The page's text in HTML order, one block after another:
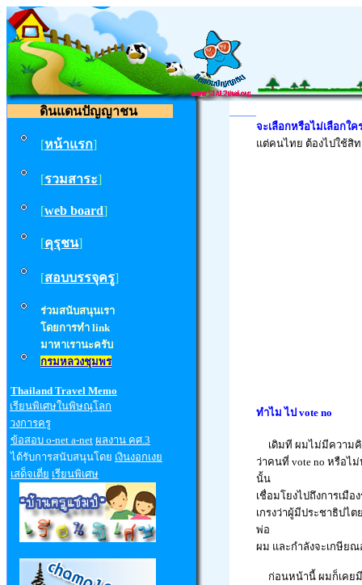
ดินแดนปัญญาชน
[หน้าแรก]
[รวมสาระ]
[web board]
[คุรุชน]
[สอบบรรจุครู]
ร่วมสนับสนุนเรา
โดยการทำ link
มาหาเรานะครับ
กรมหลวงชุมพร
Thailand Travel Memo
เรียนพิเศษในพิษณุโลก
วงการครู
ข้อสอบ o-net a-net ผลงาน คศ.3
ได้รับการสนับสนุนโดย เงินงอกเงย
เสด็จเตี่ย เรียนพิเศษ
จะเลือกหรือไม่เลือกใ
แต่คนไทย ต้องไปใช้สิท
ทำไม ไป vote no
เดิมที ผมไม่มีความ
ว่าคนที่ vote no หรือไ
นั้น
เชื่อมโยงไปถึงการเมื
เกรงว่าผู้มีประชาธิปไ
พ่อ
ผม และกำลังจะเกษีย
ก่อนหน้านี้ ผมก็เคย